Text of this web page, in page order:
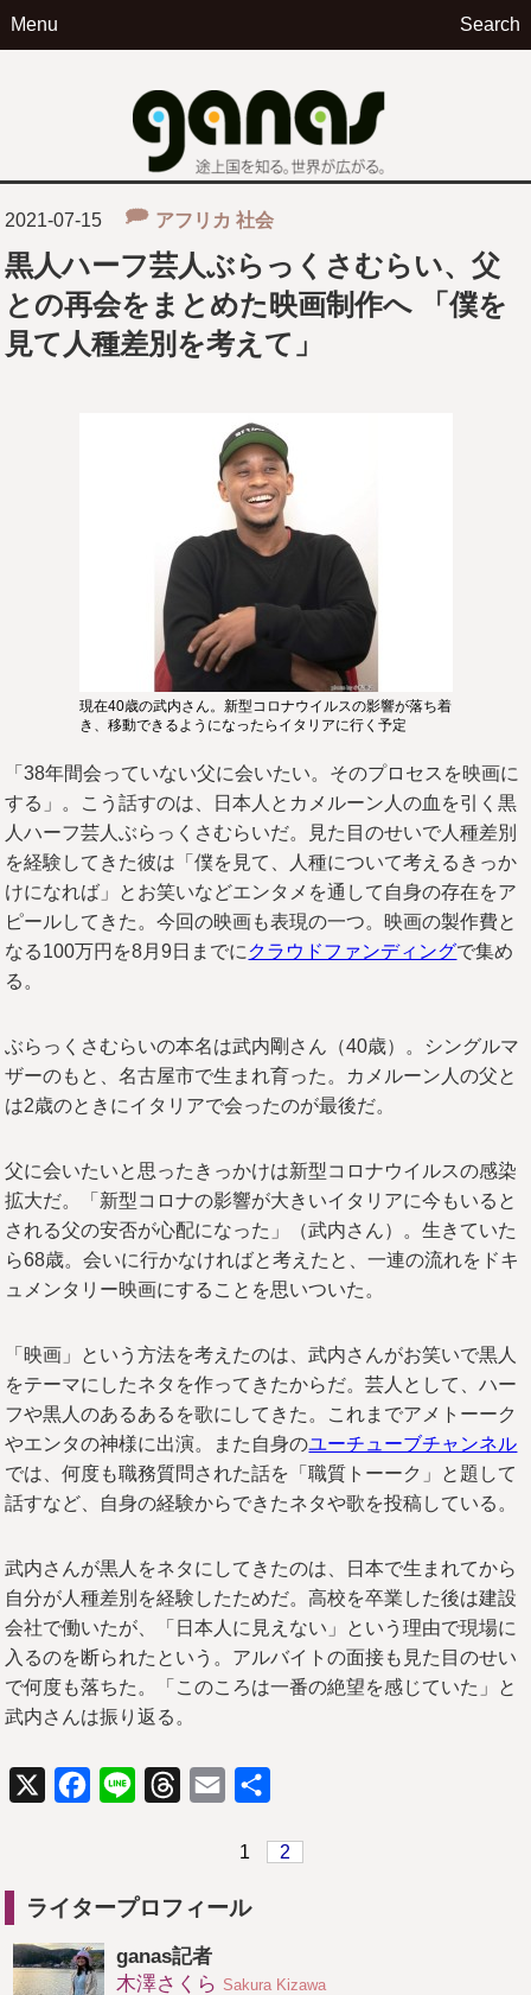
Menu Search
2021-07-15 アフリカ 社会
黒人ハーフ芸人ぶらっくさむらい、父
との再会をまとめた映画制作へ 「僕を
見て人種差別を考えて」
現在40歳の武内さん。新型コロナウイルスの影響が落ち着
き、移動できるようになったらイタリアに行く予定
「38年間会っていない父に会いたい。そのプロセスを映画に
する」。こう話すのは、日本人とカメルーン人の血を引く黒
人ハーフ芸人ぶらっくさむらいだ。見た目のせいで人種差別
を経験してきた彼は「僕を見て、人種について考えるきっか
けになれば」とお笑いなどエンタメを通して自身の存在をア
ピールしてきた。今回の映画も表現の一つ。映画の製作費と
なる100万円を8月9日までに クラウドファンディングで集め
る。
ぶらっくさむらいの本名は武内剛さん（40歳）。シングルマ
ザーのもと、名古屋市で生まれ育った。カメルーン人の父と
は2歳のときにイタリアで会ったのが最後だ。
父に会いたいと思ったきっかけは新型コロナウイルスの感染
拡大だ。「新型コロナの影響が大きいイタリアに今もいると
される父の安否が心配になった」（武内さん）。生きていた
ら68歳。会いに行かなければと考えたと、一連の流れをドキ
ュメンタリー映画にすることを思いついた。
「映画」という方法を考えたのは、武内さんがお笑いで黒人
をテーマにしたネタを作ってきたからだ。芸人として、ハー
フや黒人のあるあるを歌にしてきた。これまでアメトーーク
やエンタの神様に出演。また自身のユーチューブチャンネル
では、何度も職務質問された話を「職質トーーク」と題して
話すなど、自身の経験からできたネタや歌を投稿している。
武内さんが黒人をネタにしてきたのは、日本で生まれてから
自分が人種差別を経験したためだ。高校を卒業した後は建設
会社で働いたが、「日本人に見えない」という理由で現場に
入るのを断られたという。アルバイトの面接も見た目のせい
で何度も落ちた。「このころは一番の絶望を感じていた」と
武内さんは振り返る。
X Facebook
Line ThreadsEmail
1
2
ライタープロフィール
ganas記者
木澤さくら Sakura Kizawa